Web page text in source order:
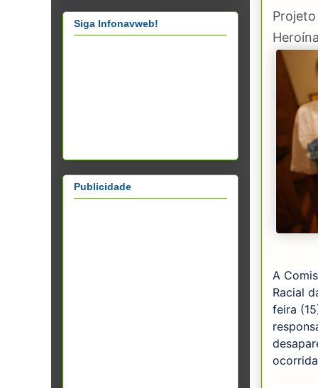
A
Racial
feira
Siga Infonavweb!
Publicidade